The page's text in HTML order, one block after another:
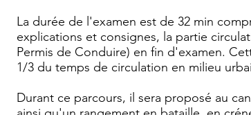
La durée de l'examen est de 32 min
explications et consignes, la partie
Permis de Conduire) en fin d'examen.
1/3 du temps de circulation en milieu
Durant ce parcours, il sera proposé au